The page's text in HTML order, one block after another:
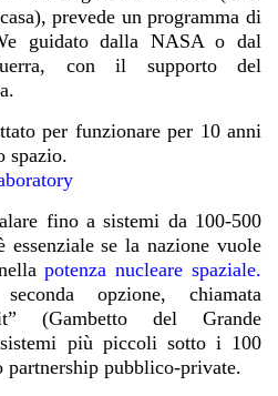
prevede un programma di
guidato dalla NASA o dal
con il supporto del
per funzionare per 10 anni
spazio.
fino a sistemi da 100-500
se la nazione vuole
potenza nucleare spaziale.
opzione, chiamata
(Gambetto del Grande
più piccoli sotto i 100
partnership pubblico-private.